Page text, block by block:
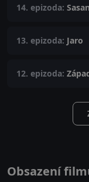
14. epizoda:
13. epizoda: Jaro
12. epizoda:
Obsazení